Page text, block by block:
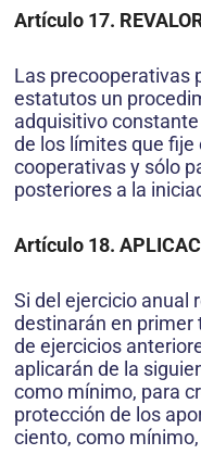
Artículo 17.
Las precooperativas
estatutos un
adquisitivo
de los límites que fije
cooperativas y sólo
posteriores a la
Artículo 18.
Si del ejercicio anual
destinarán en primer
de ejercicios
aplicarán de la
como mínimo, para
protección de los
ciento, como